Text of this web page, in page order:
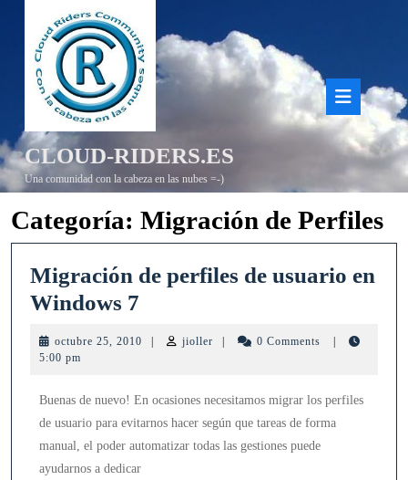
contenido
CLOUD-RIDERS.ES
Una comunidad con la cabeza en las nubes =-)
de
Categoría: Migración de Perfiles
Migración de perfiles de usuario en
Windows 7
usuario
en
Windows
octubre 25, 2010 octubre jioller jioller 0 Comments
5:00 pm
Buenas de nuevo! En ocasiones necesitamos migrar los perfiles
de usuario para evitarnos hacer según que tareas de forma
manual, el poder automatizar todas las gestiones puede
ayudarnos a dedicar